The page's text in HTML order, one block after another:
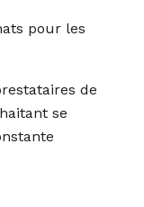
pour les
de
se